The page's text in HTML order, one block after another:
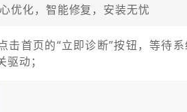
优化，智能修复，安装无忧
击首页的“立即诊断”按钮，等待
动；